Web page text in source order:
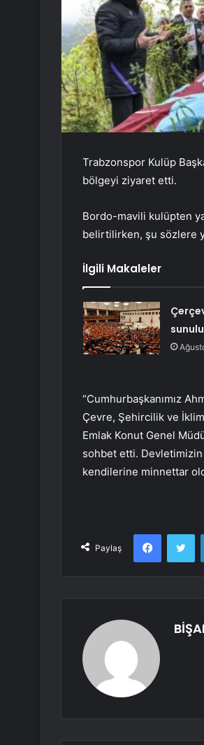
Trabzonspor Kulüp
bölgeyi ziyaret etti.
Bordo-mavili kulüpten
belirtilirken, şu sözlere
İlgili Makaleler
“Cumhurbaşkanımız
Çevre, Şehircilik ve
Emlak Konut Genel
sohbet etti. Devletimizin
kendilerine minnettar
Paylaş
Facebook